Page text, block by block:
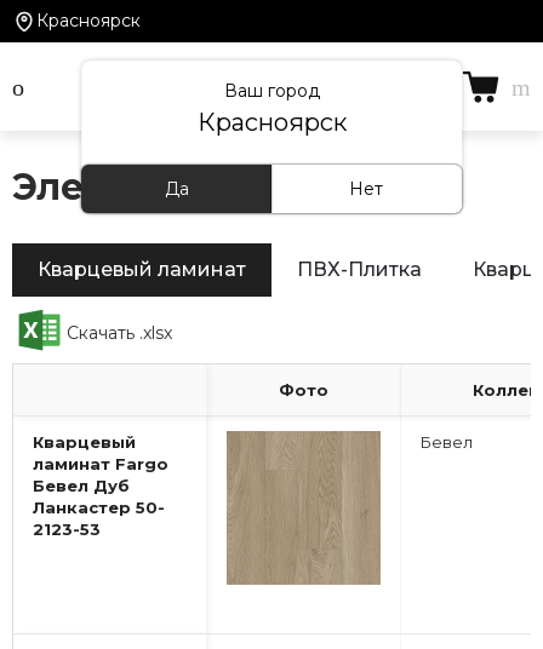
Красноярск
Ваш город
Красноярск
Да Нет
Электронный каталог
Кварцевый ламинат ПВХ-Плитка
Скачать .xlsx
Фото
Кварцевый
ламинат Fargo
Бевел Дуб
Ланкастер 50-
2123-53
Бевел